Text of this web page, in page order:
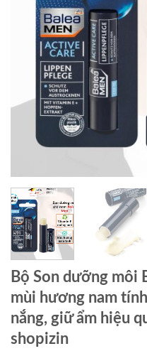
Bộ Son dưỡng môi
mùi hương nam
nắng, giữ ẩm hiệu
shopizin